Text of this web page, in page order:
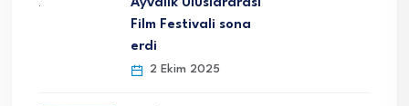
Ayvalık Uluslararası
Film Festivali sona
erdi
2 Ekim 2025